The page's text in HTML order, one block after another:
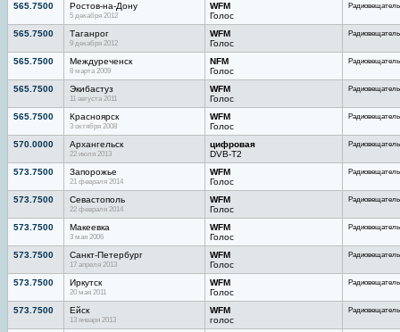
565.7500 Ростов-на-Дону
5 декабря 2012
WFM
Голос
565.7500 Таганрог
9 декабря 2012
WFM
Голос
565.7500 Междуреченск
8 марта 2009
NFM
Голос
565.7500 Экибастуз
11 августа 2011
WFM
Голос
565.7500 Красноярск
3 октября 2008
WFM
Голос
570.0000 Архангельск
22 июля 2013
цифровая
DVB-T2
573.7500 Запорожье
21 февраля 2014
WFM
Голос
573.7500 Севастополь
22 февраля 2014
WFM
Голос
573.7500 Макеевка
3 мая 2006
WFM
Голос
573.7500 Санкт-Петербург
17 апреля 2013
WFM
Голос
573.7500 Иркутск
20 мая 2011
WFM
Голос
573.7500 Ейск
13 января 2013
WFM
голос